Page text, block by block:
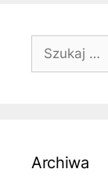
Szukaj:
Archiwa